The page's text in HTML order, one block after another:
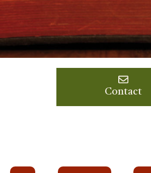
Contact